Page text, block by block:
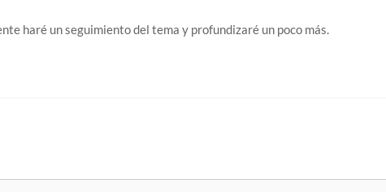
haré un seguimiento del tema y profundizaré un poco más.